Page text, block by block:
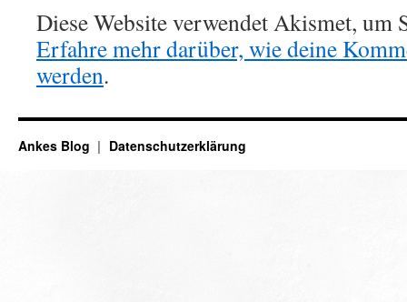
Diese Website verwendet Akismet, um
Erfahre mehr darüber, wie deine
werden.
Ankes Blog Datenschutzerklärung